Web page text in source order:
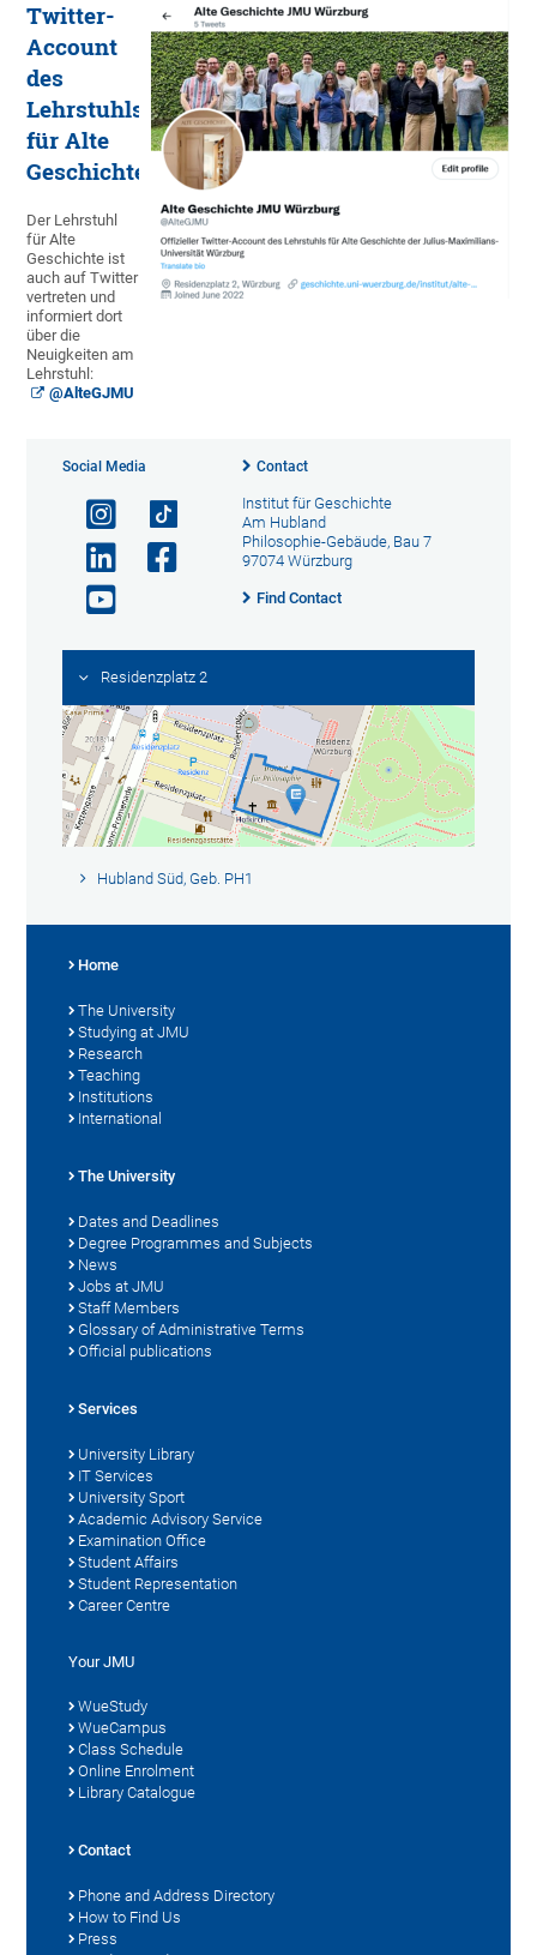
Twitter-
Account
des
Lehrstuhls
für Alte
Geschichte
Der Lehrstuhl
für Alte
Geschichte ist
auch auf Twitter
vertreten und
informiert dort
über die
Neuigkeiten am
Lehrstuhl:
@AlteGJMU
Social Media Contact
Institut für Geschichte
Am Hubland
Philosophie-Gebäude, Bau 7
97074 Würzburg
Find Contact
Residenzplatz 2
Hubland Süd, Geb. PH1
Home
The University
Studying at JMU
Research
Teaching
Institutions
International
The University
Dates and Deadlines
Degree Programmes and Subjects
News
Jobs at JMU
Staff Members
Glossary of Administrative Terms
Official publications
Services
University Library
IT Services
University Sport
Academic Advisory Service
Examination Office
Student Affairs
Student Representation
Career Centre
Your JMU
WueStudy
WueCampus
Class Schedule
Online Enrolment
Library Catalogue
Contact
Phone and Address Directory
How to Find Us
Press